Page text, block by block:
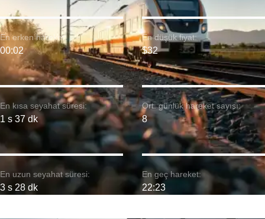
En kısa seyahat süresi:
1 s 37 dk
En erken hareket:
00:02
En uzun seyahat süresi:
3 s 28 dk
En düşük fiyat:
$32
Ort. günlük hareket sayısı:
8
En geç hareket:
22:23